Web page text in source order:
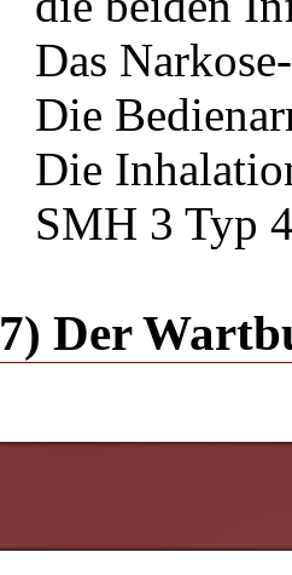
Das
Die
Die
SMH 3 Typ
7) Der